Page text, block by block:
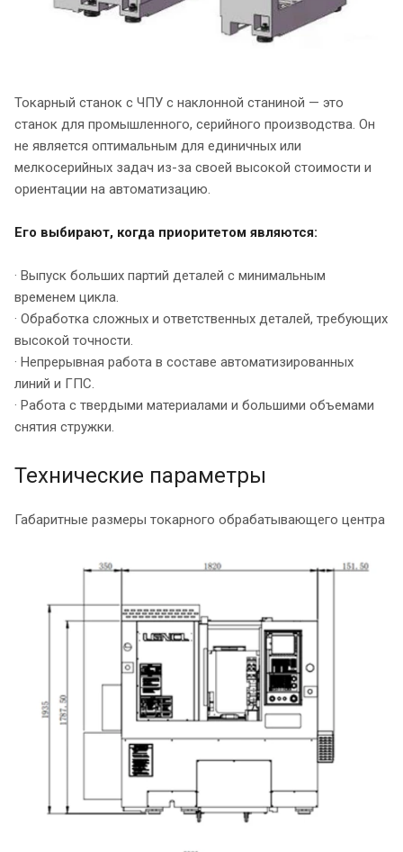
Токарный станок с ЧПУ с наклонной станиной — это
станок для промышленного, серийного производства. Он
не является оптимальным для единичных или
мелкосерийных задач из-за своей высокой стоимости и
ориентации на автоматизацию.
Его выбирают, когда приоритетом являются:
· Выпуск больших партий деталей с минимальным
временем цикла.
· Обработка сложных и ответственных деталей, требующих
высокой точности.
· Непрерывная работа в составе автоматизированных
линий и ГПС.
· Работа с твердыми материалами и большими объемами
снятия стружки.
Технические параметры
Габаритные размеры токарного обрабатывающего центра